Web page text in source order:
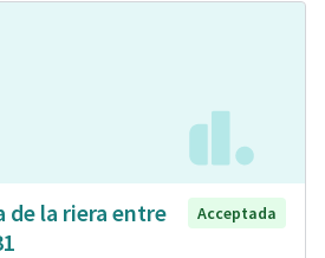
de la riera entre
Acceptada